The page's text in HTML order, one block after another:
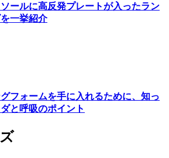
ールに高反発プレートが入ったラン
一挙紹介
フォームを手に入れるために、知っ
と呼吸のポイント